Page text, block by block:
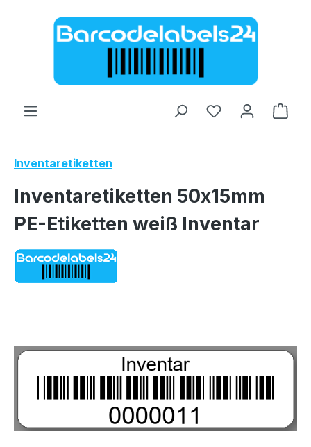
Zum Hauptinhalt springen
Inventaretiketten
Inventaretiketten 50x15mm
PE-Etiketten weiß Inventar